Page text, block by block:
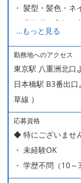
・ 髪型・髪色・ネ
・ 北海道や高知
ます
・ 無料の美味しい
...もっと見る
勤務地へのアクセス
東京駅 八重洲北口
日本橋駅 B3番出
草線 ）
応募資格
◆ 特にございませ
・ 未経験OK
・ 学歴不問（10～